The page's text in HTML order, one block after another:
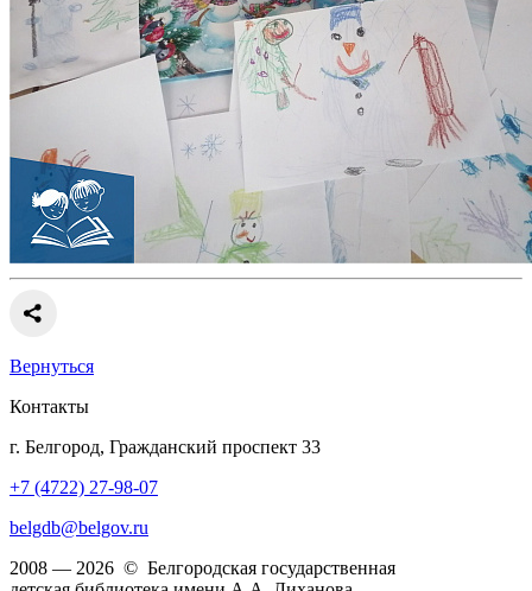
Вернуться
Контакты
г. Белгород, Гражданский проспект 33
+7 (4722) 27-98-07
belgdb@belgov.ru
2008 — 2026 © Белгородская государственная